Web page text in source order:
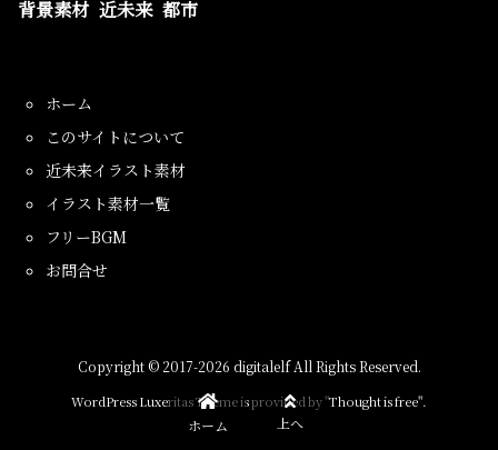
背景素材 近未来 都市
ホーム
このサイトについて
近未来イラスト素材
イラスト素材一覧
フリーBGM
お問合せ
Copyright © 2017-2026 digitalelfAll Rights Reserved.
WordPress Luxeritas Theme is provided by "Thought is free".
ホーム 上へ